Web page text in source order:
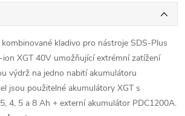
kladivo pro nástroje SDS-Plus
ion XGT 40V umožňující extrémní zatížení
výdrž na jedno nabití akumulátoru
jsou použitelné akumulátory XGT s
4, 5 a 8 Ah + externí akumulátor PDC1200A.